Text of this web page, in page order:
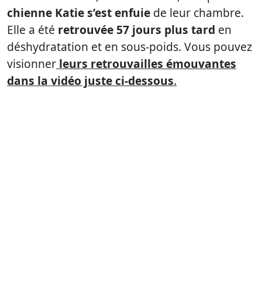
chienne Katie s’est enfuie de leur chambre.
Elle a été retrouvée 57 jours plus tard en
déshydratation et en sous-poids. Vous pouvez
visionner leurs retrouvailles émouvantes
dans la vidéo juste ci-dessous.